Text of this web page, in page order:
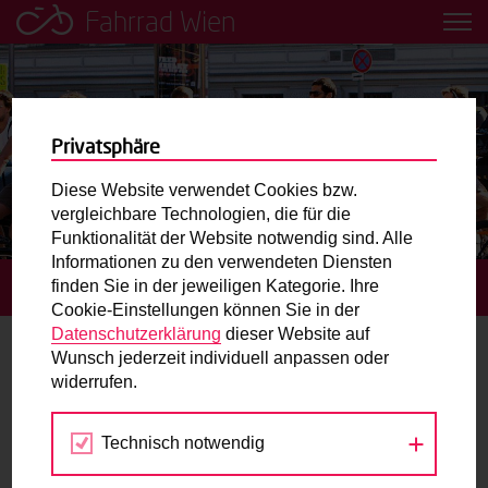
Fahrrad Wien
Leih dir einfach ein Transportfahrrad in deiner Nähe aus!
Mobilitätsbildung für Kinder und
Jugendliche
Radweg-Projektkarte
Routenplaner
Mit dem Fahrrad in Wien unterwegs? Hier finden Sie die
beste Route.
Wunschbox
Sie haben ein Anliegen zum Radverkehr? Schreiben Sie
STARTSEITE TERMINE
Radlobby Wien-Themenabend
Aug Sep
Privatsphäre
Diese Website verwendet Cookies bzw.
vergleichbare Technologien, die für die
Funktionalität der Website notwendig sind. Alle
Informationen zu den verwendeten Diensten
finden Sie in der jeweiligen Kategorie. Ihre
Cookie-Einstellungen können Sie in der
Datenschutzerklärung dieser Website auf
Wunsch jederzeit individuell anpassen oder
widerrufen.
Technisch notwendig